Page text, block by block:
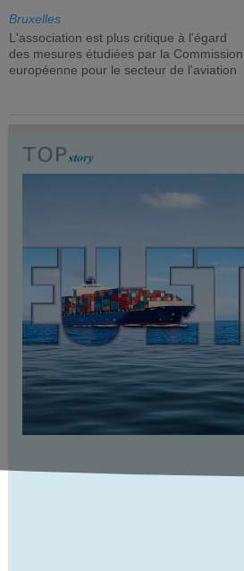
Bruxelles
L'association est plus critique à l'égard
des mesures étudiées par la Commission
européenne pour le secteur de l'aviation